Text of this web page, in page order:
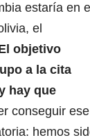
estaría en el
el
objetivo
a la cita
hay que
conseguir
hemos